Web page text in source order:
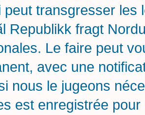
peut transgresser les
Republikk fragt
Le faire peut
avec une
nous le jugeons
est enregistrée